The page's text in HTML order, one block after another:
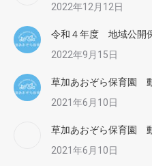
2022年12月12日
令和４年度 地域公開
2022年9月15日
草加あおぞら保育園
2021年6月10日
草加あおぞら保育園
2021年6月10日